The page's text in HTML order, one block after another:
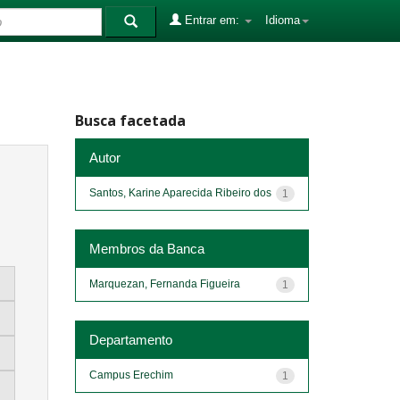
Idioma
Entrar em:
Busca facetada
Autor
1
Santos, Karine Aparecida Ribeiro dos
Membros da Banca
1
Marquezan, Fernanda Figueira
Departamento
1
Campus Erechim